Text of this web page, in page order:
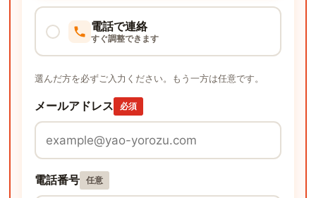
電話で連絡
すぐ調整できます
選んだ方を必ずご入力ください。もう一方は任意です。
メールアドレス 必須
電話番号 任意